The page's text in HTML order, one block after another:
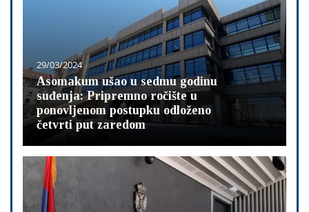
29/03/2024
Asomakum ušao u sedmu godinu
suđenja: Pripremno ročište u
ponovljenom postupku odloženo
četvrti put zaredom